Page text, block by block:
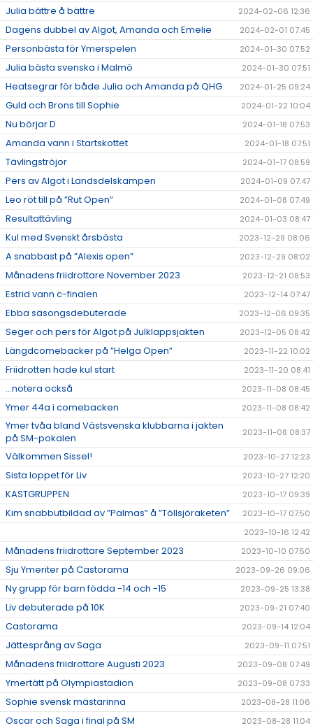
Julia bättre å bättre 2024-02-06 12:36
Dagens dubbel av Algot, Amanda och Emelie 2024-02-01 07:45
Personbästa för Ymerspelen 2024-01-30 07:52
Julia bästa svenska i Malmö 2024-01-30 07:51
Heatsegrar för både Julia och Amanda på QHG 2024-01-25 09:24
Guld och Brons till Sophie 2024-01-22 10:04
Nu börjar D 2024-01-18 07:53
Amanda vann i Startskottet 2024-01-18 07:51
Tävlingströjor 2024-01-17 08:59
Pers av Algot i Landsdelskampen 2024-01-09 07:47
Leo röt till på ”Rut Open” 2024-01-08 07:49
Resultattävling 2024-01-03 08:47
Kul med Svenskt årsbästa 2023-12-29 08:06
A snabbast på ”Alexis open” 2023-12-29 08:02
Månadens friidrottare November 2023 2023-12-21 08:53
Estrid vann c-finalen 2023-12-14 07:47
Ebba säsongsdebuterade 2023-12-06 09:35
Seger och pers för Algot på Julklappsjakten 2023-12-05 08:42
Längdcomebacker på ”Helga Open” 2023-11-22 10:02
Friidrotten hade kul start 2023-11-20 08:41
...notera också 2023-11-08 08:45
Ymer 44a i comebacken 2023-11-08 08:42
Ymer tvåa bland Västsvenska klubbarna i jakten
på SM-pokalen
2023-11-08 08:37
Välkommen Sissel! 2023-10-27 12:23
Sista loppet för Liv 2023-10-27 12:20
KASTGRUPPEN 2023-10-17 09:39
Kim snabbutbildad av ”Palmas” å ”Töllsjöraketen”
2023-10-17 07:50
2023-10-16 12:42
Månadens friidrottare September 2023 2023-10-10 07:50
Sju Ymeriter på Castorama 2023-09-26 09:06
Ny grupp för barn födda -14 och -15 2023-09-25 13:38
Liv debuterade på 10K 2023-09-21 07:40
Castorama 2023-09-14 12:04
Jättesprång av Saga 2023-09-11 07:51
Månadens friidrottare Augusti 2023 2023-09-08 07:49
Ymertätt på Olympiastadion 2023-09-08 07:33
Sophie svensk mästarinna 2023-08-28 11:06
Oscar och Saga i final på SM 2023-08-28 11:04